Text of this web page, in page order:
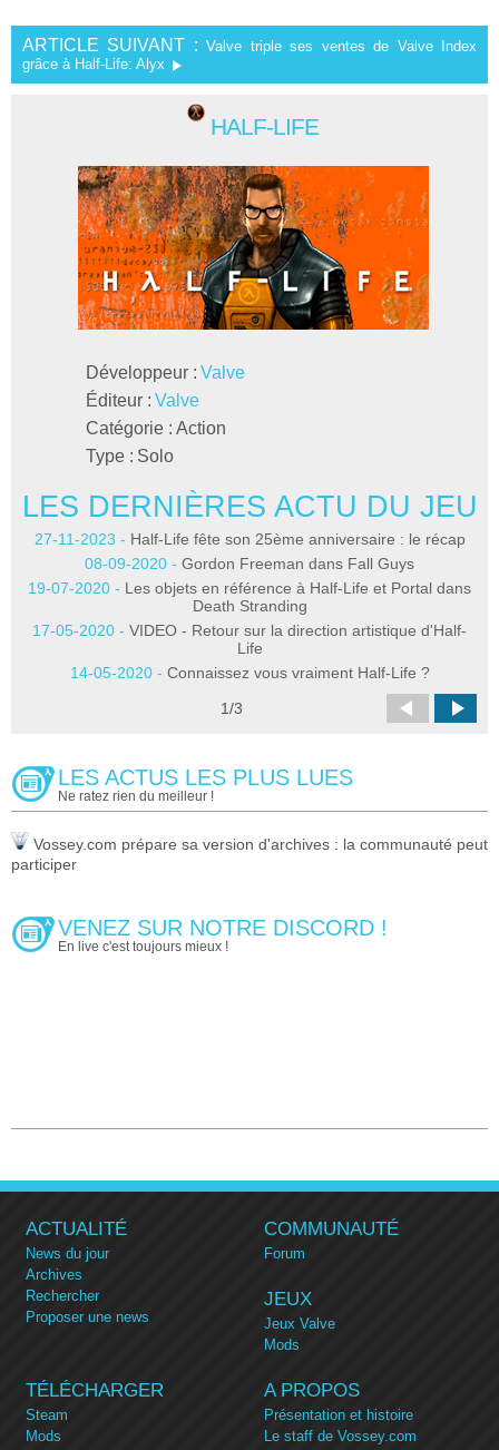
ARTICLE SUIVANT : Valve triple ses ventes de Valve Index
grâce à Half-Life: Alyx
HALF-LIFE
Développeur : Valve
Éditeur : Valve
Catégorie : Action
Type : Solo
LES DERNIÈRES ACTU DU JEU
27-11-2023 - Half-Life fête son 25ème anniversaire : le récap
08-09-2020 - Gordon Freeman dans Fall Guys
19-07-2020 - Les objets en référence à Half-Life et Portal dans
Death Stranding
17-05-2020 - VIDEO - Retour sur la direction artistique d'Half-
Life
14-05-2020 - Connaissez vous vraiment Half-Life ?
1/3
LES ACTUS LES PLUS LUES
Ne ratez rien du meilleur !
Vossey.com prépare sa version d'archives : la communauté peut
participer
VENEZ SUR NOTRE DISCORD !
En live c'est toujours mieux !
ACTUALITÉ
News du jour
Archives
Rechercher
Proposer une news
COMMUNAUTÉ
Forum
JEUX
Jeux Valve
Mods
TÉLÉCHARGER
Steam
Mods
A PROPOS
Présentation et histoire
Le staff de Vossey.com